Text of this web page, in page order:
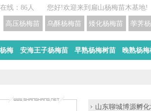
您好!欢迎来到扁山杨梅苗木基地!
线：86人
荸荠
矮化杨梅苗价格
乌酥杨梅苗培育基地
高压杨梅苗
梅 安海王子杨梅苗 早熟杨梅树苗 晚熟杨梅
山东聊城博源孵